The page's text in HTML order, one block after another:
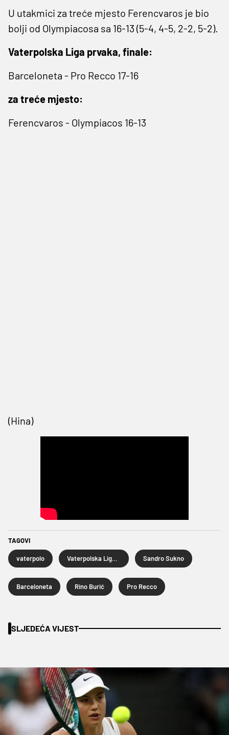
U utakmici za treće mjesto Ferencvaros je bio
bolji od Olympiacosa sa 16-13 (5-4, 4-5, 2-2, 5-2).
Vaterpolska Liga prvaka, finale:
Barceloneta - Pro Recco 17-16
za treće mjesto:
Ferencvaros - Olympiacos 16-13
(Hina)
TAGOVI
vaterpolo Sandro Sukno
Barceloneta Rino Burić Pro Recco
SLJEDEĆA VIJEST